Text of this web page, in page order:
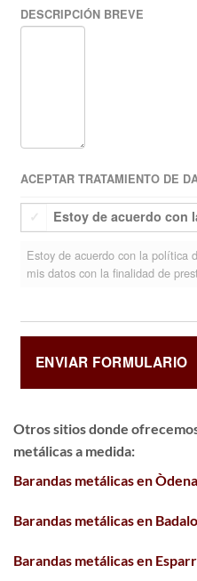
DESCRIPCIÓN BREVE
ACEPTAR TRATAMIENTO DE
Estoy de acuerdo con
Estoy de acuerdo con la política
mis datos con la finalidad de
Otros sitios donde
metálicas a medida:
Barandas metálicas en Òdena
Barandas metálicas en
Barandas metálicas en